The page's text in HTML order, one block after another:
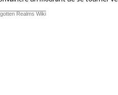
Realms Wiki